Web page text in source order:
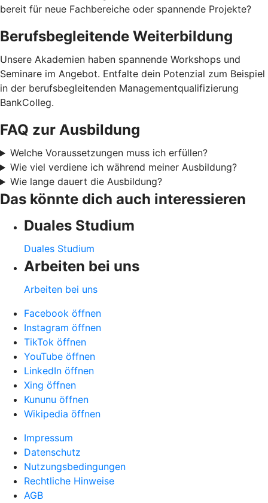
bereit für neue Fachbereiche oder spannende Projekte?
Berufsbegleitende Weiterbildung
Unsere Akademien haben spannende Workshops und
Seminare im Angebot. Entfalte dein Potenzial zum Beispiel
in der berufsbegleitenden Managementqualifizierung
BankColleg.
FAQ zur Ausbildung
Welche Voraussetzungen muss ich erfüllen?
Wie viel verdiene ich während meiner Ausbildung?
Wie lange dauert die Ausbildung?
Das könnte dich auch interessieren
Duales Studium
Duales Studium
Arbeiten bei uns
Arbeiten bei uns
Facebook öffnen
Instagram öffnen
TikTok öffnen
YouTube öffnen
LinkedIn öffnen
Xing öffnen
Kununu öffnen
Wikipedia öffnen
Impressum
Datenschutz
Nutzungsbedingungen
Rechtliche Hinweise
AGB